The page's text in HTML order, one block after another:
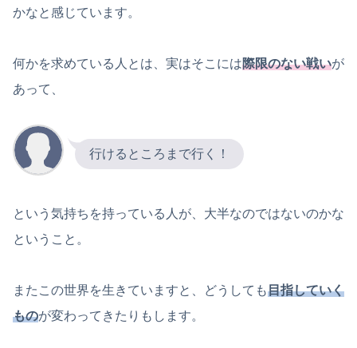
かなと感じています。
何かを求めている人とは、実はそこには際限のない戦いが
あって、
行けるところまで行く！
という気持ちを持っている人が、大半なのではないのかな
ということ。
またこの世界を生きていますと、どうしても目指していく
ものが変わってきたりもします。